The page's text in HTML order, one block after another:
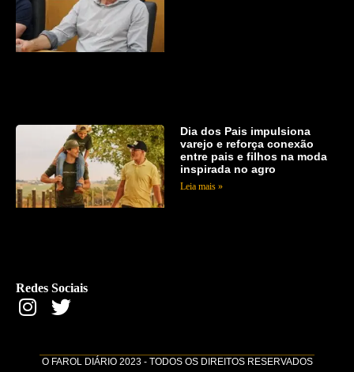
Dia dos Pais impulsiona
varejo e reforça conexão
entre pais e filhos na moda
inspirada no agro
Leia mais »
Redes Sociais
O FAROL DIÁRIO 2023 - TODOS OS DIREITOS RESERVADOS